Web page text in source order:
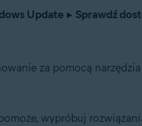
Update ▸ Sprawdź
za pomocą narzędzia
wypróbuj